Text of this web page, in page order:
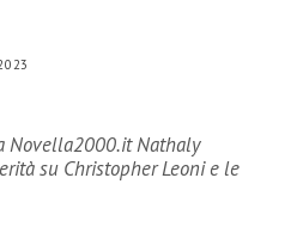
Novella2000.it Nathaly
su Christopher Leoni e le